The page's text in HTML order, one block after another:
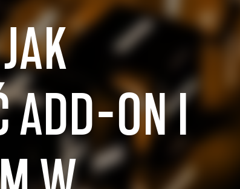
SAP GROW Fast
SAP S/4HANA
SAP S/4HANA Public
Cloud
Cloud
RISE with SAP
GROW with SAP
Hicron Innovation Lab
Software House
ABAP / Fiori apps
SAP BTP
ADD-ON I